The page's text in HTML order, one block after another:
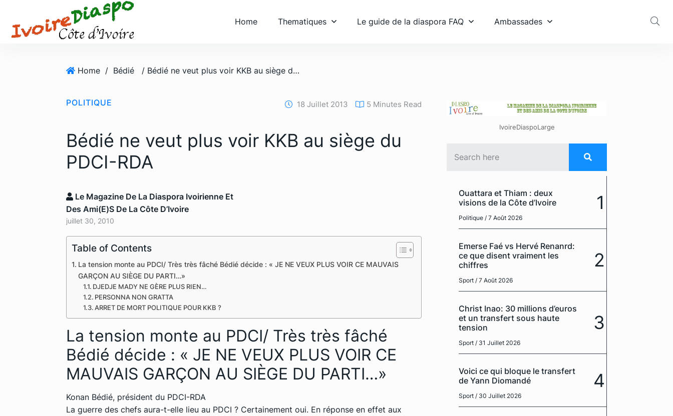
Home Thematiques Le guide de la diaspora FAQ Ambassades
Home / Bédié / Bédié ne veut plus voir KKB au siège du PDCI-RDA
POLITIQUE 18 Juillet 2013 5 Minutes Read
Bédié ne veut plus voir KKB au siège du
PDCI-RDA
Le Magazine De La Diaspora Ivoirienne Et
Des Ami(e)s De La Côte D’Ivoire
juillet 30, 2010
Table of Contents
La tension monte au PDCI/ Très très fâché Bédié décide : « JE NE VEUX PLUS VOIR CE MAUVAIS
GARÇON AU SIÈGE DU PARTI…»
DJEDJE MADY NE GÈRE PLUS RIEN…
PERSONNA NON GRATTA
ARRET DE MORT POLITIQUE POUR KKB ?
La tension monte au PDCI/ Très très fâché
Bédié décide : « JE NE VEUX PLUS VOIR CE
MAUVAIS GARÇON AU SIÈGE DU PARTI…»
Konan Bédié, président du PDCI-RDA
La guerre des chefs aura-t-elle lieu au PDCI ? Certainement oui. En réponse en effet aux
IvoireDiaspoLarge
Ouattara et Thiam : deux
visions de la Côte d’Ivoire
Politique / 7 Août 2026
1
Emerse Faé vs Hervé Renanrd:
ce que disent vraiment les
chiffres
Sport / 7 Août 2026
2
Christ Inao: 30 millions d’euros
et un transfert sous haute
tension
Sport / 31 Juillet 2026
3
Voici ce qui bloque le transfert
de Yann Diomandé
Sport / 30 Juillet 2026
4